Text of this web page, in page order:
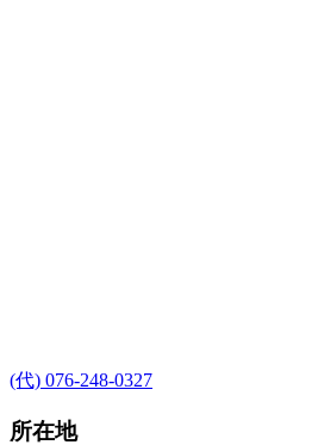
(代) 076-248-0327
所在地